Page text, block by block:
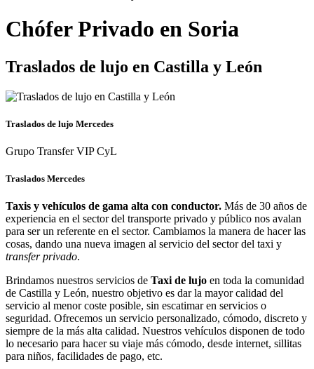
Chófer Privado en Soria
Traslados de lujo en Castilla y León
Traslados de lujo Mercedes
Grupo Transfer VIP CyL
Traslados Mercedes
Taxis y vehículos de gama alta con conductor. Más de 30 años de
experiencia en el sector del transporte privado y público nos avalan
para ser un referente en el sector. Cambiamos la manera de hacer las
cosas, dando una nueva imagen al servicio del sector del taxi y
transfer privado.
Brindamos nuestros servicios de Taxi de lujo en toda la comunidad
de Castilla y León, nuestro objetivo es dar la mayor calidad del
servicio al menor coste posible, sin escatimar en servicios o
seguridad. Ofrecemos un servicio personalizado, cómodo, discreto y
siempre de la más alta calidad. Nuestros vehículos disponen de todo
lo necesario para hacer su viaje más cómodo, desde internet, sillitas
para niños, facilidades de pago, etc.